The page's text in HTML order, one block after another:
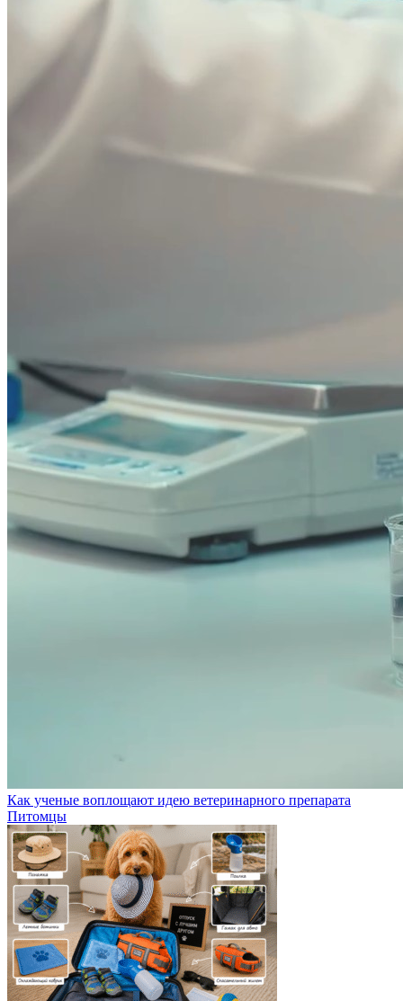
Как ученые воплощают идею ветеринарного препарата
Питомцы